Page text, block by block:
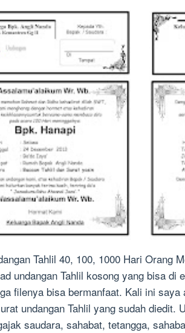
Tahlil 40, 100, 1000 Hari Orang
undangan Tahlil kosong yang bisa di
filenya bisa bermanfaat. Kali ini saya
undangan Tahlil yang sudah diedit.
saudara, sahabat, tetangga,